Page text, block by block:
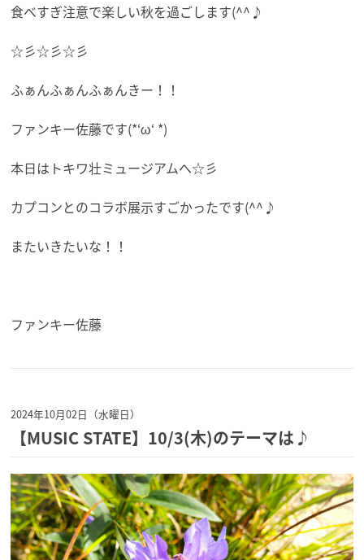
食べすぎ注意で楽しい秋を過ごします(^^♪
☆彡☆彡☆彡
ふぁんふぁんふぁんきー！！
ファンキー佐藤です(*‘ω‘ *)
本日はトキワ壮ミュージアムへ☆彡
カプコンとのコラボ展示すごかったです(^^♪
またいきたいな！！
ファンキー佐藤
2024年10月02日（水曜日）
【MUSIC STATE】10/3(木)のテーマは♪